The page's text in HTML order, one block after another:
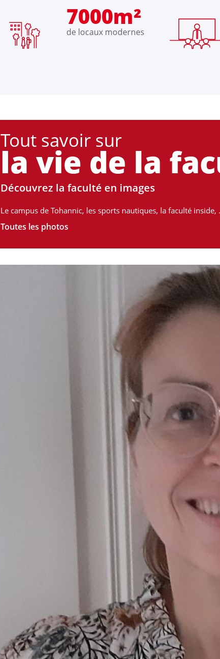
7000m²
de locaux modernes
Tout savoir sur
la vie de la
Découvrez la faculté en images
Le campus de Tohannic, les sports nautiques, la faculté inside,
Toutes les photos